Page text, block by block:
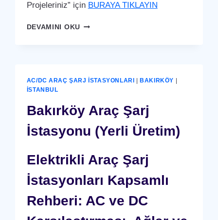
Projeleriniz” için BURAYA TIKLAYIN
DEVAMINI OKUBAKIRKÖY
AC/DC ARAÇ ŞARJ İSTASYONLARI BAKIRKÖY
İSTANBUL
Bakırköy Araç Şarj
İstasyonu (Yerli Üretim)
Elektrikli Araç Şarj
İstasyonları Kapsamlı
Rehberi: AC ve DC